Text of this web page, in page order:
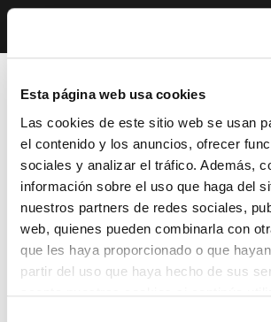
Esta página web usa cookies
Las cookies de este sitio web se usan
el contenido y los anuncios, ofrecer
sociales y analizar el tráfico. Además,
información sobre el uso que haga del
nuestros partners de redes sociales,
web, quienes pueden combinarla con
que les haya proporcionado o que
partir del uso que haya hecho de sus